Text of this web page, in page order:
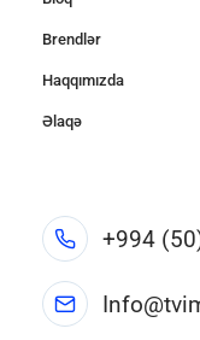
Brendlər
Haqqımızda
Əlaqə
+994